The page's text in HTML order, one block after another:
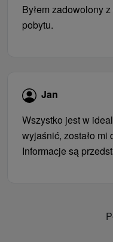
Byłem zadowolony
pobytu.
Jan
Wszystko jest w
wyjaśnić, zostało
Informacje są